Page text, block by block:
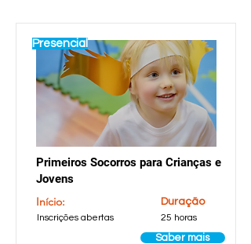
Presencial
Primeiros Socorros para Crianças e
Jovens
Início:
Inscrições abertas
Duração
25 horas
Saber mais